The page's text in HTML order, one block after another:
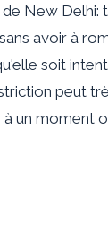
New Delhi:
avoir à
soit
peut
un moment